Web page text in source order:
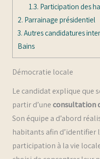
1.3. Participation des
2. Parrainage présidentiel
3. Autres candidatures
Bains
Démocratie locale
Le candidat explique que
partir d’uneconsultation
Son équipe a d’abord
habitants afin
participation à la vie